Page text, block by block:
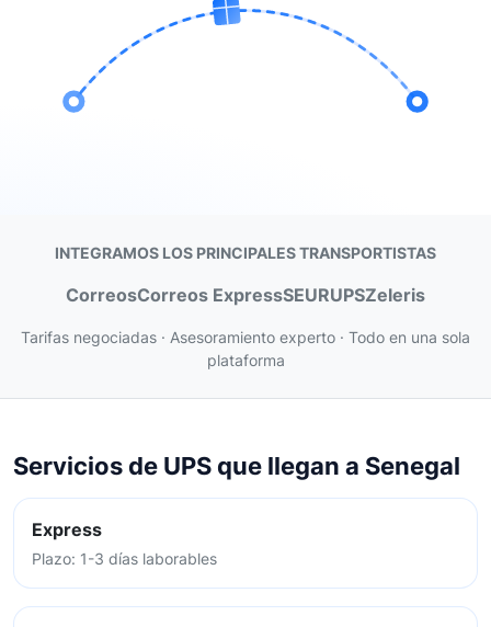
INTEGRAMOS LOS PRINCIPALES TRANSPORTISTAS
CorreosCorreos ExpressSEURUPSZeleris
Tarifas negociadas · Asesoramiento experto · Todo en una sola
plataforma
Servicios de UPS que llegan a Senegal
Express
Plazo: 1-3 días laborables